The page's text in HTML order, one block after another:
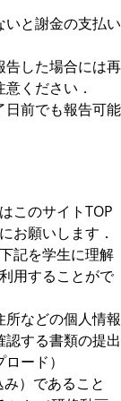
と謝金の支払い
告した場合には再
ください．
日前でも報告可能
このサイトTOP
お願いします．
記を学生に理解
用することがで
などの個人情報
する書類の提出
ード）
）であること